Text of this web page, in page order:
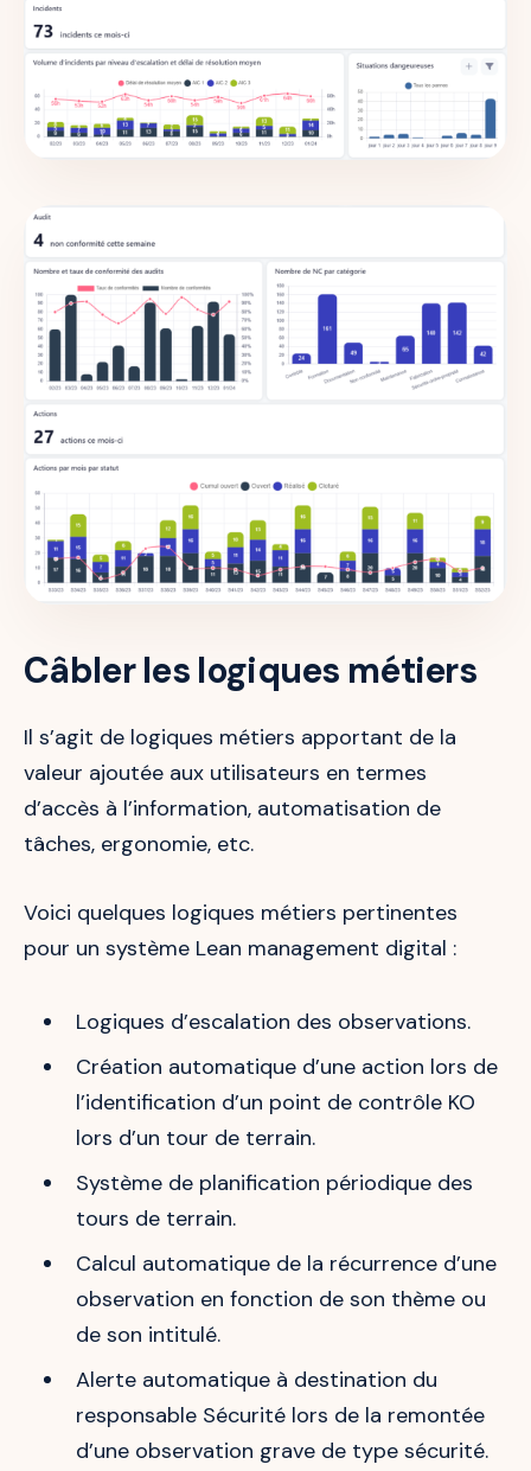
Câbler les logiques métiers
Il s’agit de logiques métiers apportant de la
valeur ajoutée aux utilisateurs en termes
d’accès à l’information, automatisation de
tâches, ergonomie, etc.
Voici quelques logiques métiers pertinentes
pour un système Lean management digital :
Logiques d’escalation des observations.
Création automatique d’une action lors de
l’identification d’un point de contrôle KO
lors d’un tour de terrain.
Système de planification périodique des
tours de terrain.
Calcul automatique de la récurrence d’une
observation en fonction de son thème ou
de son intitulé.
Alerte automatique à destination du
responsable Sécurité lors de la remontée
d’une observation grave de type sécurité.